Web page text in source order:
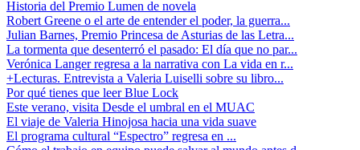
Historia del Premio Lumen de novela
Robert Greene o el arte de entender el poder, la guerra...
Julian Barnes, Premio Princesa de Asturias de las Letra...
La tormenta que desenterró el pasado: El día que no par...
Verónica Langer regresa a la narrativa con La vida en r...
+Lecturas. Entrevista a Valeria Luiselli sobre su libro...
Por qué tienes que leer Blue Lock
Este verano, visita Desde el umbral en el MUAC
El viaje de Valeria Hinojosa hacia una vida suave
El programa cultural “Espectro” regresa en ...